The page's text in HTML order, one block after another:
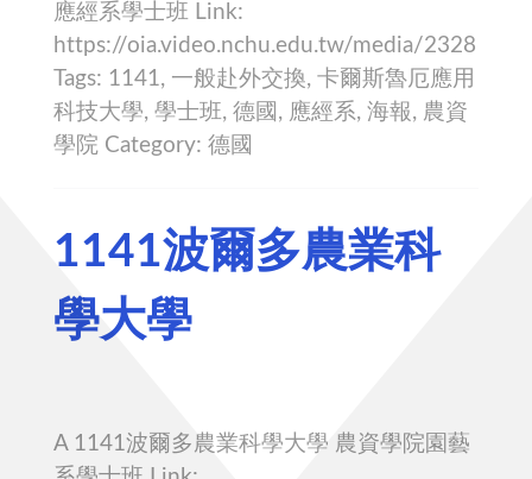
應經系學士班 Link:
https://oia.video.nchu.edu.tw/media/2328
Tags: 1141, 一般赴外交換, 卡爾斯魯厄應用
科技大學, 學士班, 德國, 應經系, 海報, 農資
學院 Category: 德國
1141波爾多農業科
學大學
A 1141波爾多農業科學大學 農資學院園藝